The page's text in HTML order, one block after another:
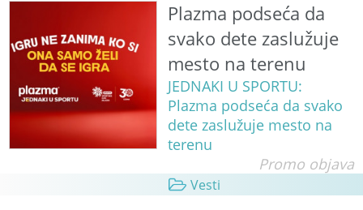
Plazma podseća da
svako dete zaslužuje
mesto na terenu
JEDNAKI U SPORTU:
Plazma podseća da svako
dete zaslužuje mesto na
terenu
Promo objava
Vesti